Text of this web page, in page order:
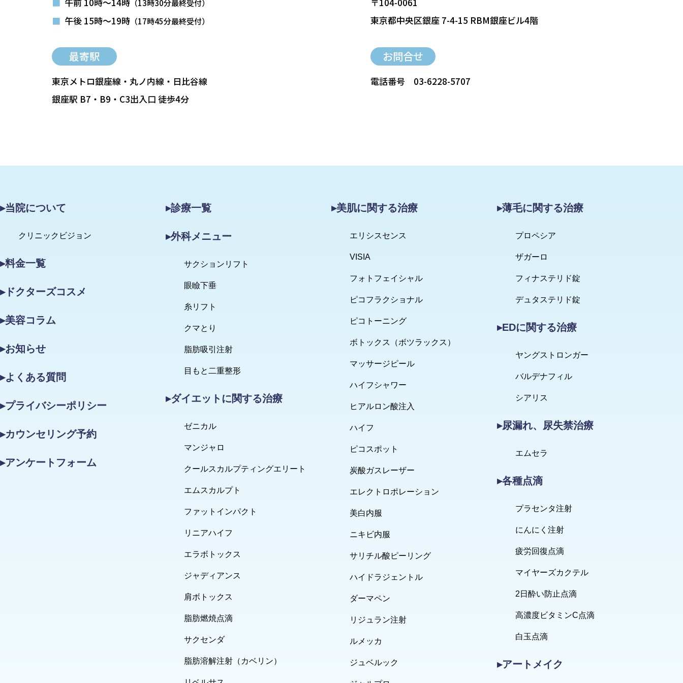
（13時30分最終受付）
■ 午後 15時～19時 （17時45分最終受付）
東京都中央区銀座 7-4-15 RBM銀座ビル4階
最寄駅
東京メトロ銀座線・丸ノ内線・日比谷線
銀座駅 B7・B9・C3出入口 徒歩4分
お問合せ
電話番号 03-6228-5707
▸当院について
クリニックビジョン
▸料金一覧
▸ドクターズコスメ
▸美容コラム
▸お知らせ
▸よくある質問
▸プライバシーポリシー
▸カウンセリング予約
▸アンケートフォーム
▸診療一覧
▸外科メニュー
サクションリフト
眼瞼下垂
糸リフト
クマとり
脂肪吸引注射
目もと二重整形
▸ダイエットに関する治療
ゼニカル
マンジャロ
クールスカルプティングエリート
エムスカルプト
ファットインパクト
リニアハイフ
エラボトックス
ジャディアンス
肩ボトックス
脂肪燃焼点滴
サクセンダ
脂肪溶解注射（カベリン）
▸美肌に関する治療
エリシスセンス
VISIA
フォトフェイシャル
ピコフラクショナル
ピコトーニング
ボトックス（ボツラックス）
マッサージピール
ハイフシャワー
ヒアルロン酸注入
ハイフ
ピコスポット
炭酸ガスレーザー
エレクトロポレーション
美白内服
ニキビ内服
サリチル酸ピーリング
ハイドラジェントル
ダーマペン
リジュラン注射
ルメッカ
ジュベルック
▸薄毛に関する治療
プロペシア
ザガーロ
フィナステリド錠
デュタステリド錠
▸EDに関する治療
ヤングストロンガー
バルデナフィル
シアリス
▸尿漏れ、尿失禁治療
エムセラ
▸各種点滴
プラセンタ注射
にんにく注射
疲労回復点滴
マイヤーズカクテル
2日酔い防止点滴
高濃度ビタミンC点滴
白玉点滴
▸アートメイク